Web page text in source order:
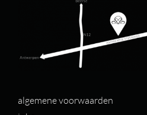
algemene voorwaarden